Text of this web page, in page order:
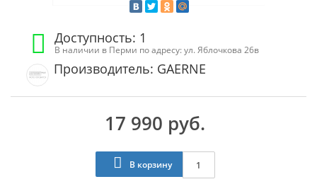
Доступность: 1
В наличии в Перми по адресу: ул. Яблочкова 26в
Производитель: GAERNE
17 990 руб.
В корзину